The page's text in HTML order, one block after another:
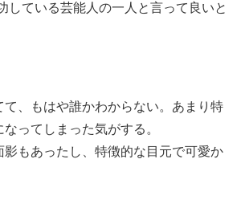
している芸能人の一人と言って良いと
て、もはや誰かわからない。あまり特
ってしまった気がする。
影もあったし、特徴的な目元で可愛か